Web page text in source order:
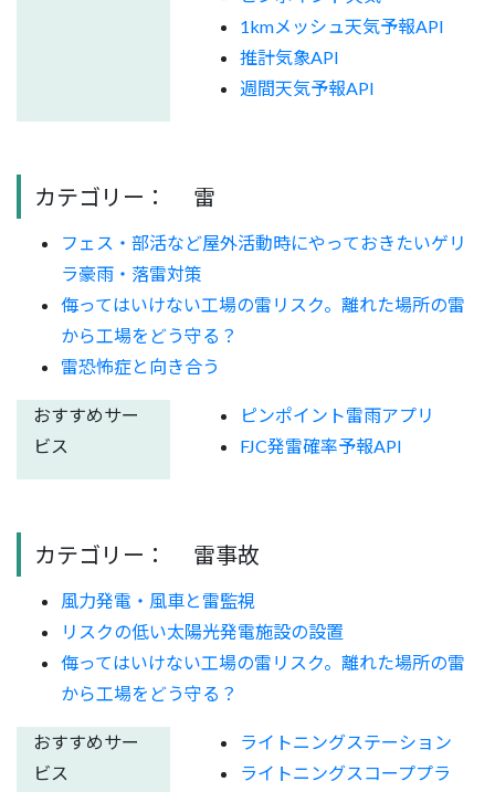
1kmメッシュ天気予報API
推計気象API
週間天気予報API
カテゴリー： 雷
フェス・部活など屋外活動時にやっておきたいゲリ
ラ豪雨・落雷対策
侮ってはいけない工場の雷リスク。離れた場所の雷
から工場をどう守る？
雷恐怖症と向き合う
おすすめサー
ビス
ピンポイント雷雨アプリ
FJC発雷確率予報API
カテゴリー： 雷事故
風力発電・風車と雷監視
リスクの低い太陽光発電施設の設置
侮ってはいけない工場の雷リスク。離れた場所の雷
から工場をどう守る？
おすすめサー
ビス
ライトニングステーション
ライトニングスコーププラ